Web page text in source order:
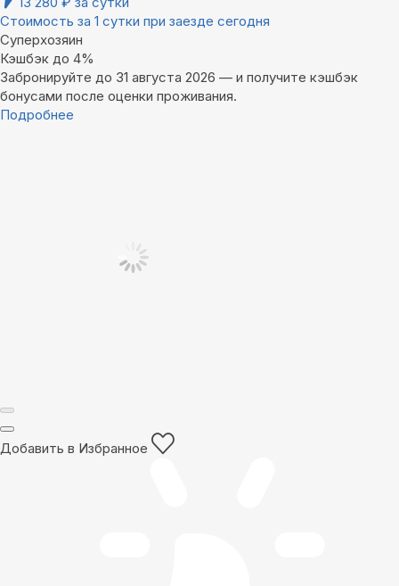
Стоимость за 1 сутки при заезде сегодня
Суперхозяин
Кэшбэк до 4%
Забронируйте до 31 августа 2026 — и получите кэшбэк
бонусами после оценки проживания.
Подробнее
Добавить в Избранное